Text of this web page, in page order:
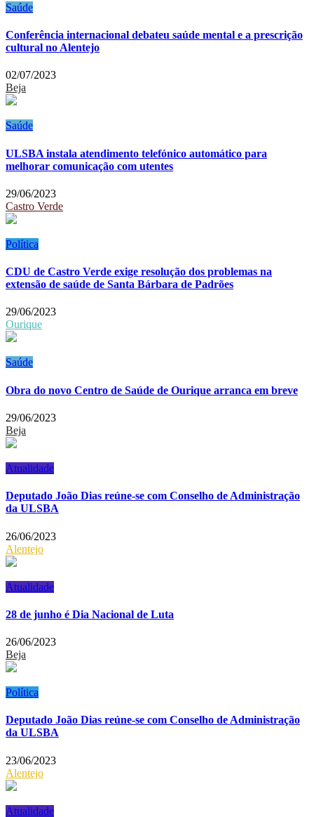
Saúde
Conferência internacional debateu saúde mental e a prescrição
cultural no Alentejo
02/07/2023
Beja
Saúde
ULSBA instala atendimento telefónico automático para
melhorar comunicação com utentes
29/06/2023
Castro Verde
Política
CDU de Castro Verde exige resolução dos problemas na
extensão de saúde de Santa Bárbara de Padrões
29/06/2023
Ourique
Saúde
Obra do novo Centro de Saúde de Ourique arranca em breve
29/06/2023
Beja
Atualidade
Deputado João Dias reúne-se com Conselho de Administração
da ULSBA
26/06/2023
Alentejo
Atualidade
28 de junho é Dia Nacional de Luta
26/06/2023
Beja
Política
Deputado João Dias reúne-se com Conselho de Administração
da ULSBA
23/06/2023
Alentejo
Atualidade